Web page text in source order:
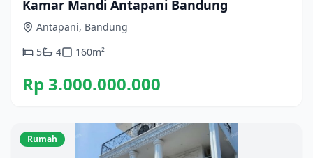
Kamar Mandi Antapani Bandung
Antapani, Bandung
5
4 160m²
Rp 3.000.000.000
Rumah